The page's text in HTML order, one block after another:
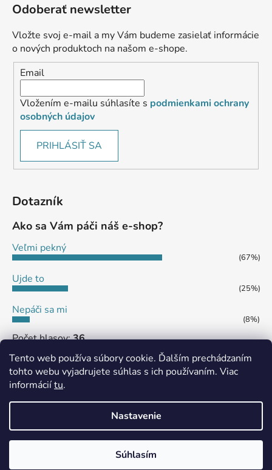
Tento web používa súbory cookie. Ďalším prechádzaním
tohto webu vyjadrujete súhlas s ich používaním. Viac
informáciítu.
Nastavenie
Súhlasím
Odoberať newsletter
Vložte svoj e-mail a my Vám budeme zasielať informácie
o nových produktoch na našom e-shope.
Email
Vložením e-mailu súhlasíte s podmienkami ochrany
osobných údajov
PRIHLÁSIŤ SA
Dotazník
Ako sa Vám páči náš e-shop?
Veľmi pekný
(67%)
Ujde to
(25%)
Nepáči sa mi
(8%)
Počet hlasov:36
MôjPrvýEshop.sk Shoptet.sk
Vytvoril Shoptet
eshop SHS JAMES